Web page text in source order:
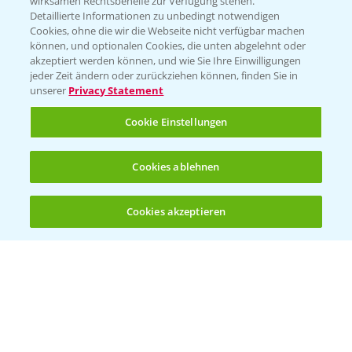
(noch 4)
Beratung auf WhatsApp
T.+49 (0)174 346 564 1
KONTAKT
Hilfe in Notfällen
+49 (0)214/30-20220
Detaillierte Informationen zu unbedingt notwendigen
Cookies, ohne die wir die Webseite nicht verfügbar machen
können, und optionalen Cookies, die unten abgelehnt oder
akzeptiert werden können, und wie Sie Ihre Einwilligungen
jeder Zeit ändern oder zurückziehen können, finden Sie in
unserer Privacy Statement
Cookie Einstellungen
Cookies ablehnen
Cookies akzeptieren